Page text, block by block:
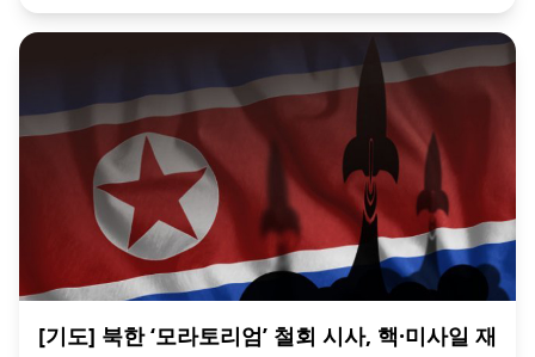
[기도] 북한 ‘모라토리엄’ 철회 시사, 핵·미사일 재